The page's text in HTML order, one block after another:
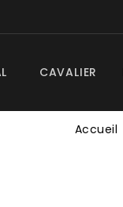
CAVALIER
Accueil